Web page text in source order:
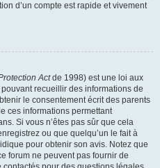
d’un compte est rapide et vivement
Actde 1998) est une loi aux
recueillir des informations de
le consentement écrit des parents
ces informations permettant
Si vous n’êtes pas sûr que cela
ou que quelqu’un le fait à
pour obtenir son avis. Notez que
forum ne peuvent pas fournir de